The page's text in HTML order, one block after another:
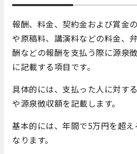
報酬、料金、契約金および賞金
や原稿料、講演料などの料金、
酬などの報酬を支払う際に源泉
に記載する項目です。
具体的には、支払った人に対す
や源泉徴収額を記載します。
基本的には、年間で5万円を超
なります。